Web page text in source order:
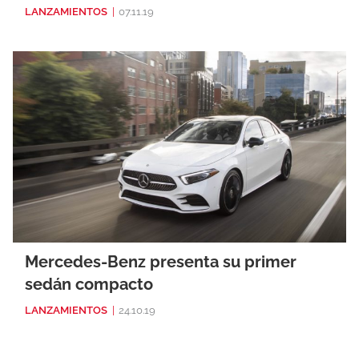
LANZAMIENTOS 07.11.19
Mercedes-Benz presenta su primer
sedán compacto
LANZAMIENTOS 24.10.19